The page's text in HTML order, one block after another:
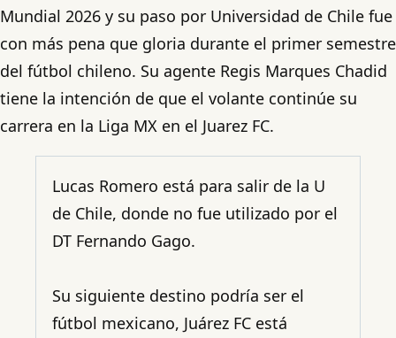
Mundial 2026 y su paso por Universidad de Chile fue
con más pena que gloria durante el primer semestre
del fútbol chileno. Su agente Regis Marques Chadid
tiene la intención de que el volante continúe su
carrera en la Liga MX en el Juarez FC.
Lucas Romero está para salir de la U
de Chile, donde no fue utilizado por el
DT Fernando Gago.
Su siguiente destino podría ser el
fútbol mexicano, Juárez FC está